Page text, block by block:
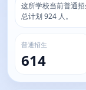
这所学校当前普通
总计划 924 人。
普通招生
614